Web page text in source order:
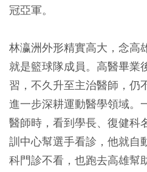
冠亞軍。
林瀛洲外形精實高大，念高
就是籃球隊成員。高醫畢業
習，不久升至主治醫師，仍
進一步深耕運動醫學領域。
醫師時，看到學長、復健科
訓中心幫選手看診，他就自
科門診不看，也跑去高雄幫